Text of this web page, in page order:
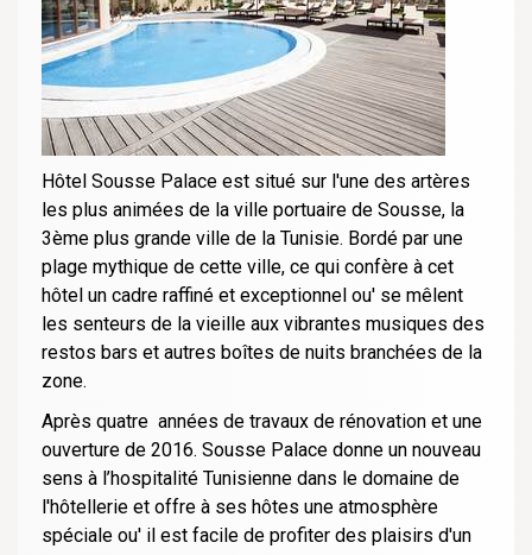
Hôtel Sousse Palace est situé sur l'une des artères
les plus animées de la ville portuaire de Sousse, la
3ème plus grande ville de la Tunisie. Bordé par une
plage mythique de cette ville, ce qui confère à cet
hôtel un cadre raffiné et exceptionnel ou' se mêlent
les senteurs de la vieille aux vibrantes musiques des
restos bars et autres boîtes de nuits branchées de la
zone.
Après quatre années de travaux de rénovation et une
ouverture de 2016. Sousse Palace donne un nouveau
sens à l’hospitalité Tunisienne dans le domaine de
l'hôtellerie et offre à ses hôtes une atmosphère
spéciale ou' il est facile de profiter des plaisirs d'un